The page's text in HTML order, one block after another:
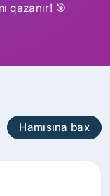
qazanır! 🎯
Hamısına bax